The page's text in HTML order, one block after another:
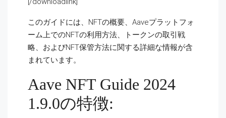
このガイドには、NFTの概要、Aaveプラットフォ
ーム上でのNFTの利用方法、トークンの取引戦
略、およびNFT保管方法に関する詳細な情報が含
まれています。
Aave NFT Guide 2024
1.9.0の特徴: